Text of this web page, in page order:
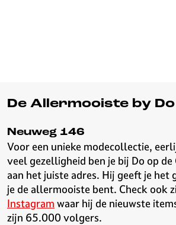
r
m
De Allermooiste by Do
Neuweg 146
Voor een unieke modecollectie,
veel gezelligheid ben je bij Do op
aan het juiste adres. Hij geeft je het
je de allermooiste bent. Check ook
Instagram waar hij de nieuwste
zijn 65.000 volgers.